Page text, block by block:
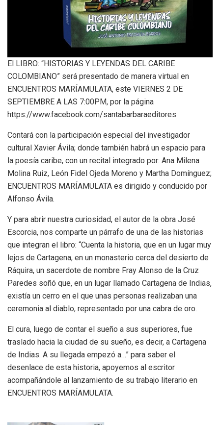
El LIBRO: “HISTORIAS Y LEYENDAS DEL CARIBE
COLOMBIANO” será presentado de manera virtual en
ENCUENTROS MARÍAMULATA, este VIERNES 2 DE
SEPTIEMBRE A LAS 7:00PM, por la página
https://www.facebook.com/santabarbaraeditores
Contará con la participación especial del investigador
cultural Xavier Ávila; donde también habrá un espacio para
la poesía caribe, con un recital integrado por: Ana Milena
Molina Ruiz, León Fidel Ojeda Moreno y Martha Domínguez;
ENCUENTROS MARÍAMULATA es dirigido y conducido por
Alfonso Ávila.
Y para abrir nuestra curiosidad, el autor de la obra José
Escorcia, nos comparte un párrafo de una de las historias
que integran el libro: “Cuenta la historia, que en un lugar muy
lejos de Cartagena, en un monasterio cerca del desierto de
Ráquira, un sacerdote de nombre Fray Alonso de la Cruz
Paredes soñó que, en un lugar llamado Cartagena de Indias,
existía un cerro en el que unas personas realizaban una
ceremonia al diablo, representado por una cabra de oro.
El cura, luego de contar el sueño a sus superiores, fue
traslado hacia la ciudad de su sueño, es decir, a Cartagena
de Indias. A su llegada empezó a…” para saber el
desenlace de esta historia, apoyemos al escritor
acompañándole al lanzamiento de su trabajo literario en
ENCUENTROS MARÍAMULATA.